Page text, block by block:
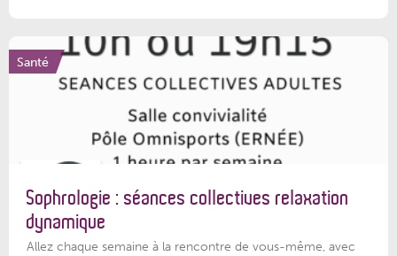
Santé
Sophrologie : séances collectives relaxation
dynamique
Allez chaque semaine à la rencontre de vous-même, avec